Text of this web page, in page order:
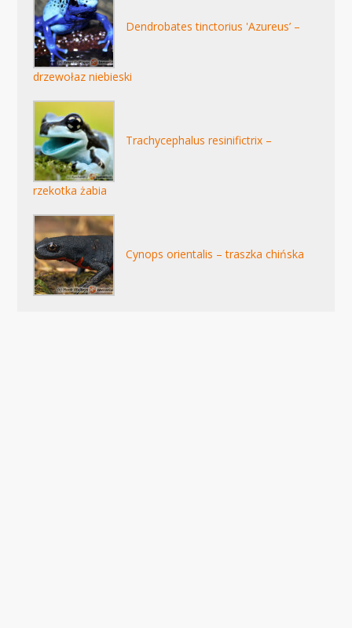
Dendrobates tinctorius 'Azureus’ –
drzewołaz niebieski
Trachycephalus resinifictrix –
rzekotka żabia
Cynops orientalis – traszka chińska